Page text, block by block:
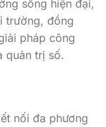
sống hiện đại,
trường, đồng
pháp công
quản trị số.
nối đa phương